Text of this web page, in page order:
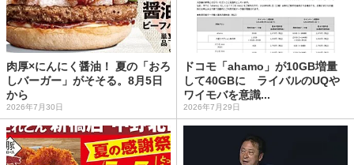
肉厚×にんにく醤油！ 夏の「おろ
しバーガー」がそそる。8月5日
から
2026年7月30日
ドコモ「ahamo」が10GB増量
して40GBに ライバルのUQや
ワイモバを意識...
2026年7月29日